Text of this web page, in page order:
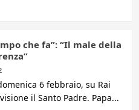
che fa”: “Il male della
6 febbraio, su Rai
il Santo Padre. Papa...